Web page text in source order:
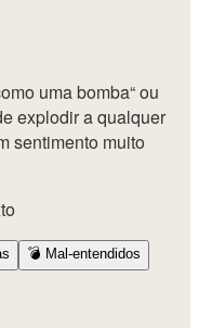
uma bomba“ ou
explodir a qualquer
sentimento muito
💣 Mal-entendidos